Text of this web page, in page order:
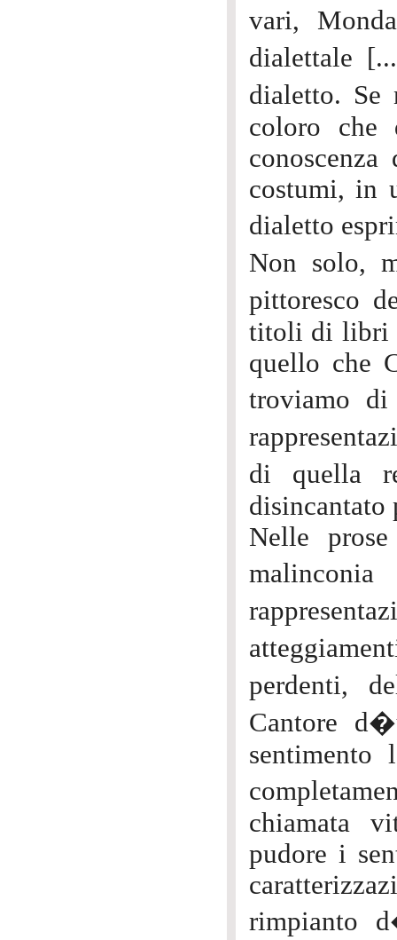
vari,
dialettale
dialetto. Se
coloro che
costumi, in
dialetto
Non solo,
pittoresco
titoli di libri
quello che
troviamo
di quella
disincantato
Nelle
perdenti,
Cantore
chiamata
pudore i
rimpianto